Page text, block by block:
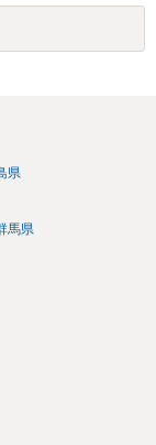
です。
県
馬県